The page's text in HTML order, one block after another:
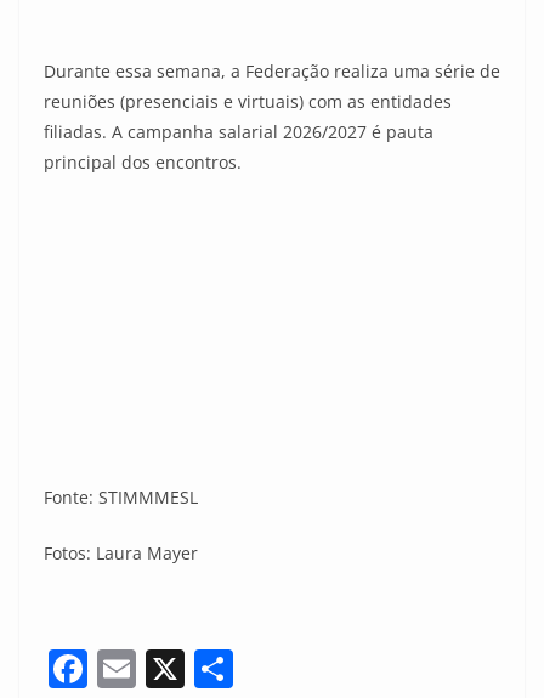
Durante essa semana, a Federação realiza uma série de
reuniões (presenciais e virtuais) com as entidades
filiadas. A campanha salarial 2026/2027 é pauta
principal dos encontros.
Fonte: STIMMMESL
Fotos: Laura Mayer
F E X